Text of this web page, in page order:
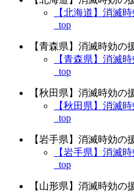
【北海道】消滅
_top
【青森県】消滅時効の
【青森県】消滅
_top
【秋田県】消滅時効の
【秋田県】消滅
_top
【岩手県】消滅時効の
【岩手県】消滅
_top
【山形県】消滅時効の